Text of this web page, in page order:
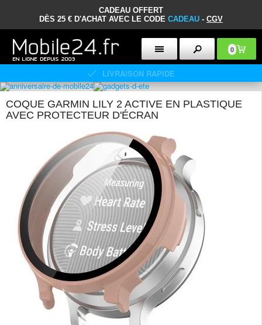
CADEAU OFFERT
DÈS 25 € D'ACHAT AVEC LE CODE CADEAU - CGV
0
LIVRAISON RAPIDE
COQUE GARMIN LILY 2 ACTIVE EN PLASTIQUE
AVEC PROTECTEUR D'ÉCRAN